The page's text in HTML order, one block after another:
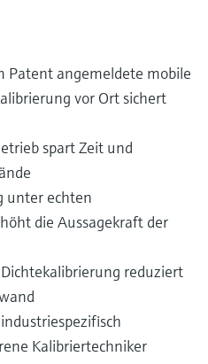
und
Patent angemeldete mobile
vor Ort sichert
spart Zeit und
unter echten
die Aussagekraft der
reduziert
Kalibriertechniker